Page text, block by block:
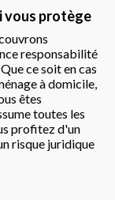
vous protège
responsabilité
ce soit en cas
à domicile,
êtes
toutes les
profitez d'un
risque juridique